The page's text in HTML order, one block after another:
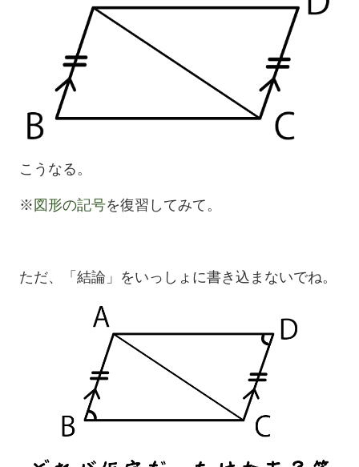
こうなる。
※図形の記号を復習してみて。
ただ、「結論」をいっしょに書き込まないでね。